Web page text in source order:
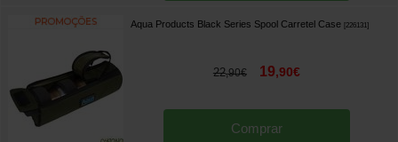
Aqua Products Black Series Spool Carretel Case [226131]
22,90€ 19,90€
Comprar